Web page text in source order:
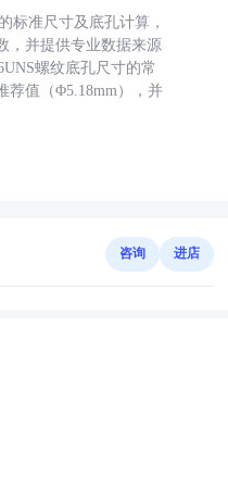
标准尺寸及底孔计算，
，并提供专业数据来源
螺纹底孔尺寸的常
荐值（Φ5.18mm），并
咨询 进店